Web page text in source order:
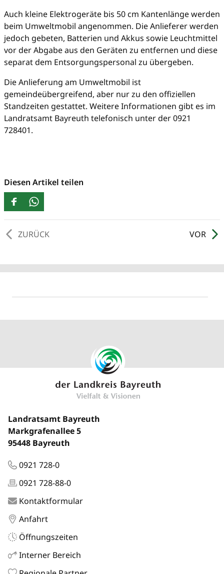
Auch kleine Elektrogeräte bis 50 cm Kantenlänge werden
beim Umweltmobil angenommen. Die Anlieferer werden
jedoch gebeten, Batterien und Akkus sowie Leuchtmittel
vor der Abgabe aus den Geräten zu entfernen und diese
separat dem Entsorgungspersonal zu übergeben.
Die Anlieferung am Umweltmobil ist
gemeindeübergreifend, aber nur zu den offiziellen
Standzeiten gestattet. Weitere Informationen gibt es im
Landratsamt Bayreuth telefonisch unter der 0921
728401.
Diesen Artikel teilen
VOR
ZURÜCK
Landratsamt Bayreuth
Markgrafenallee 5
95448 Bayreuth
0921 728-0
0921 728-88-0
Kontaktformular
Anfahrt
Öffnungszeiten
Interner Bereich